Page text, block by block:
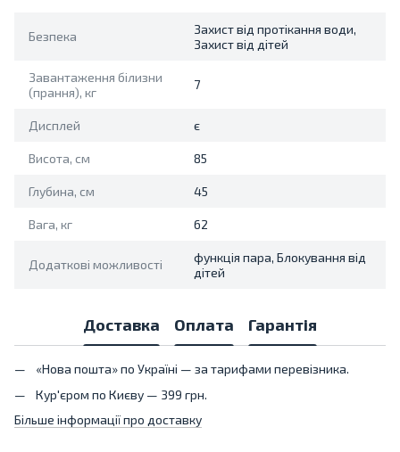
Безпека
Захист від протікання води,
Захист від дітей
Завантаження білизни
(прання), кг
7
Дисплей є
Висота, см 85
Глубина, см 45
Вага, кг 62
Додаткові можливості
функція пара, Блокування від
дітей
Доставка Оплата Гарантія
«Нова пошта» по Україні — за тарифами перевізника.
Кур'єром по Києву — 399 грн.
Більше інформації про доставку